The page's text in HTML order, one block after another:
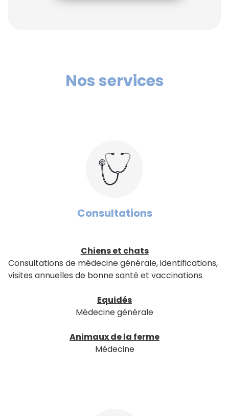
Nos services
Consultations
Chiens et chats
Consultations de médecine générale, identifications,
visites annuelles de bonne santé et vaccinations
Equidés
Médecine générale
Animaux de la ferme
Médecine